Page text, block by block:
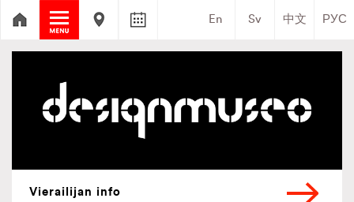
РУС
中文
Sv
En
Vierailijan info